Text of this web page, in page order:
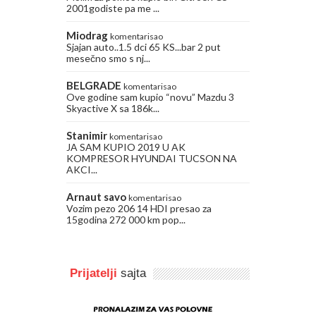
2001godiste pa me ...
Miodrag komentarisao
Sjajan auto..1.5 dci 65 KS...bar 2 put
mesečno smo s nj...
BELGRADE komentarisao
Ove godine sam kupio “novu” Mazdu 3
Skyactive X sa 186k...
Stanimir komentarisao
JA SAM KUPIO 2019 U AK
KOMPRESOR HYUNDAI TUCSON NA
AKCI...
Arnaut savo komentarisao
Vozim pezo 206 14 HDI presao za
15godina 272 000 km pop...
Prijatelji sajta